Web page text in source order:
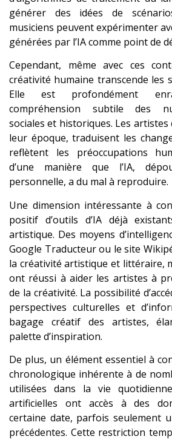
générer des idées de
musiciens peuvent expérimenter
générées par l’IA comme point de
Cependant, même avec ces
créativité humaine transcende les
Elle est profondément
compréhension subtile des
sociales et historiques. Les artistes
leur époque, traduisent les
reflètent les préoccupations
d’une manière que l’IA,
personnelle, a du mal à reproduire.
Une dimension intéressante à
positif d’outils d’IA déjà
artistique. Des moyens
Google Traducteur ou le site
la créativité artistique et littéraire,
ont réussi à aider les artistes à
de la créativité. La possibilité
perspectives culturelles et
bagage créatif des artistes,
palette d’inspiration.
De plus, un élément essentiel à
chronologique inhérente à de
utilisées dans la vie
artificielles ont accès à des
certaine date, parfois seulement
précédentes. Cette restriction